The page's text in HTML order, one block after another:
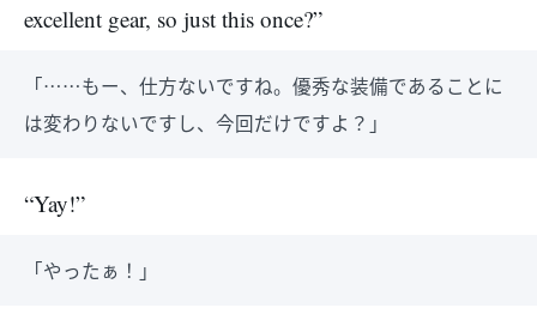
excellent gear, so just this once?”
「……もー、仕方ないですね。優秀な装備であることに
は変わりないですし、今回だけですよ？」
“Yay!”
「やったぁ！」